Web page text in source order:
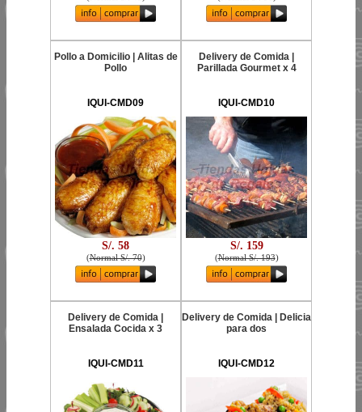
Pollo a Domicilio | Alitas de
Pollo
IQUI-CMD09
S/. 58
(Normal S/. 70)
Delivery de Comida |
Parillada Gourmet x 4
IQUI-CMD10
S/. 159
(Normal S/. 193)
Delivery de Comida |
Ensalada Cocida x 3
IQUI-CMD11
Delivery de Comida | Delicia
para dos
IQUI-CMD12